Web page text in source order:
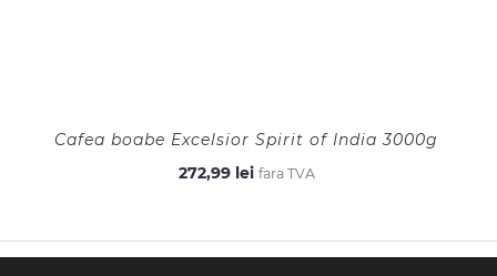
Cafea boabe Excelsior Spirit of India 3000g
272,99 lei fara TVA